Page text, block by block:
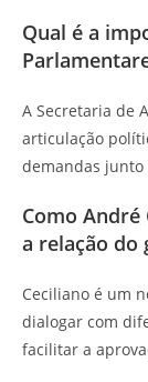
Qual é a
A Secretaria de
articulação
demandas junto
Como
a relação do
Ceciliano é um
dialogar com
facilitar a